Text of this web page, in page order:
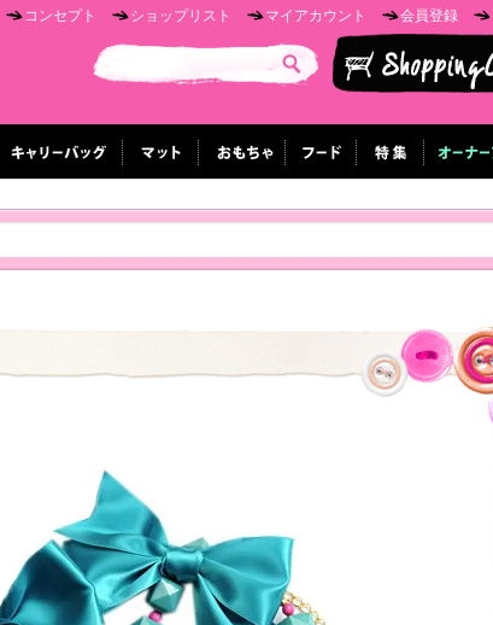
会員登録
マイアカウント
ショップリスト
コンセプト